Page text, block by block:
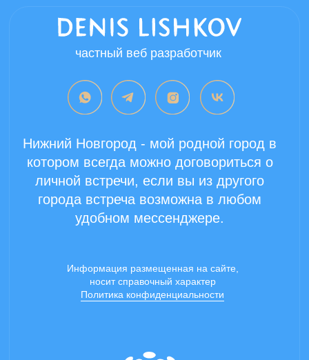
Copyright 2024 ©
Все права защищены.
Информация размещенная на сайте,
носит справочный характер
Политика конфиденциальности